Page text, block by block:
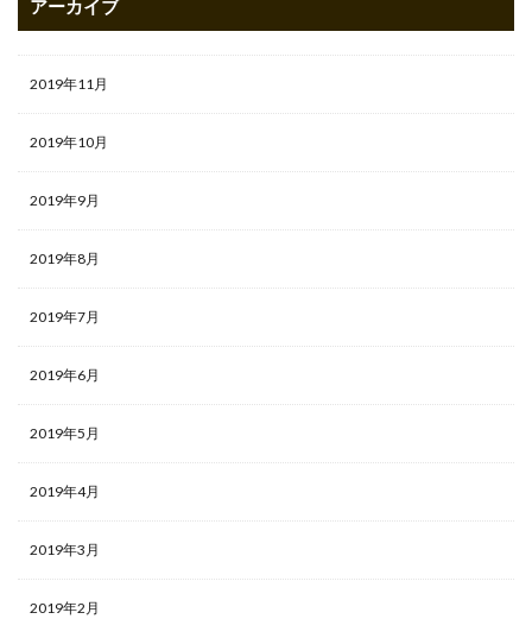
アーカイブ
2019年11月
2019年10月
2019年9月
2019年8月
2019年7月
2019年6月
2019年5月
2019年4月
2019年3月
2019年2月